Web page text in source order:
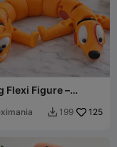
Flexi Figure –
 199 125